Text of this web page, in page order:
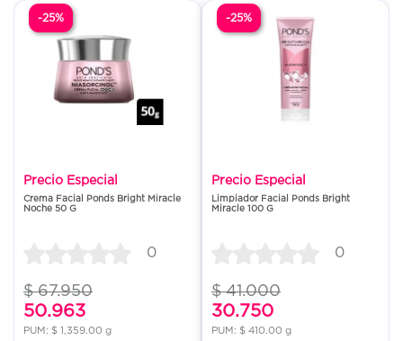
Precio Especial
Crema Facial Ponds Bright Miracle
Noche 50 G
0
$ 67.950
50.963
PUM: $ 1,359.00 g
-25%
Precio Especial
Limpiador Facial Ponds Bright
Miracle 100 G
0
$ 41.000
30.750
PUM: $ 410.00 g
-25%